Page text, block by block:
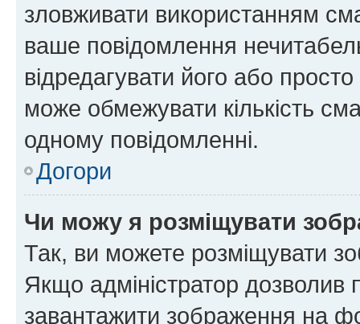
зловживати використанням
ваше повідомлення
відредагувати його або
може обмежувати кількість
одному повідомленні.
Догори
Чи можу я розміщувати
Так, ви можете розміщувати
Якщо адміністратор
завантажити зображення на